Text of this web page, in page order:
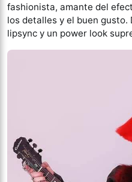
fashionista, amante del
los detalles y el buen
lipsync y un power look